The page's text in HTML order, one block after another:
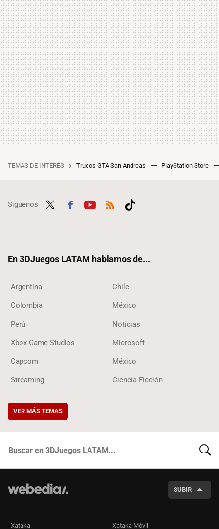
TEMAS DE INTERÉS Trucos GTA San Andreas PlayStation Store
Síguenos
En 3DJuegos LATAM hablamos de...
Argentina Chile
Colombia México
Perú Noticias
Xbox Game Studios Microsoft
Capcom México
Streaming Ciencia Ficción
VER MÁS TEMAS
SUBIR
Xataka Xataka Móvil